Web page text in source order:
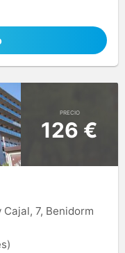
PRECIO
126 €
7, Benidorm